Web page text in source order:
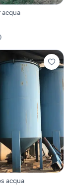
acqua
)
acqua